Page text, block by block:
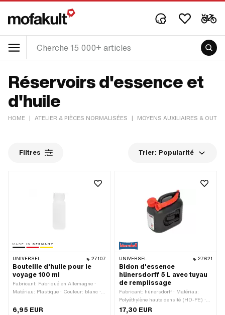
Réservoirs d'essence et
d'huile
HOME | ATELIER & PIÈCES NORMALISÉES | MOYENS AUXILIAIRES & OUTILS
Filtres Trier: Popularité
UNIVERSEL 27107
Bouteille d'huile pour le
voyage 100 ml
Fabricant: Fabriqué en Allemagne ·
Matériau: Plastique · Couleur: blanc ·
d'application: Accessoires d'atelier
6,95 EUR
UNIVERSEL 27621
Bidon d'essence
hünersdorff 5 L avec tuyau
de remplissage
Fabricant: hünersdorff · Matériau:
Polyéthylène haute densité (HD-PE) ·
Surface: bruts · Couleur: noir ·
17,30 EUR